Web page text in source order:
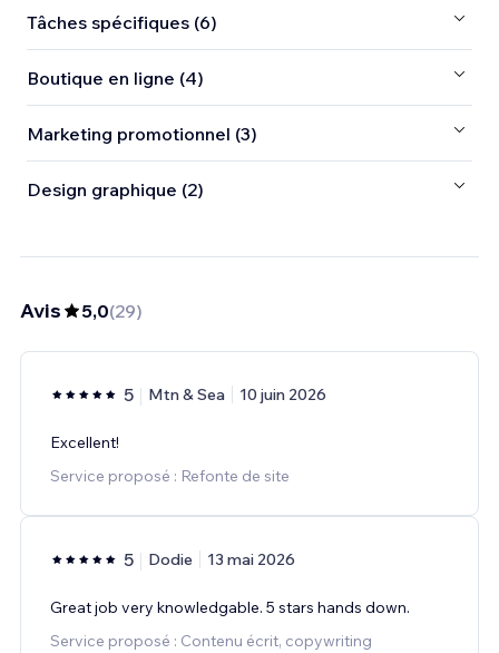
Tâches spécifiques (6)
Boutique en ligne (4)
Marketing promotionnel (3)
Design graphique (2)
Avis 5,0(29)
5 Mtn & Sea 10 juin 2026
Excellent!
Service proposé : Refonte de site
5 Dodie 13 mai 2026
Great job very knowledgable. 5 stars hands down.
Service proposé : Contenu écrit, copywriting